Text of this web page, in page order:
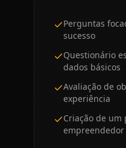
Perguntas
sucesso
Questionário
dados básicos
Avaliação de
experiência
Criação de
empreendedor